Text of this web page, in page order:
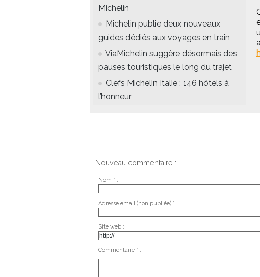
Michelin
Michelin publie deux nouveaux
guides dédiés aux voyages en train
ViaMichelin suggère désormais des
pauses touristiques le long du trajet
Clefs Michelin Italie : 146 hôtels à
l’honneur
Nouveau commentaire :
Nom * :
Adresse email (non publiée) * :
Site web :
Commentaire * :